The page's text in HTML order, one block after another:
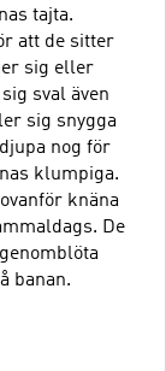
tajta.
att de sitter
sig eller
sval även
sig snygga
nog för
klumpiga.
knäna
De
banan.